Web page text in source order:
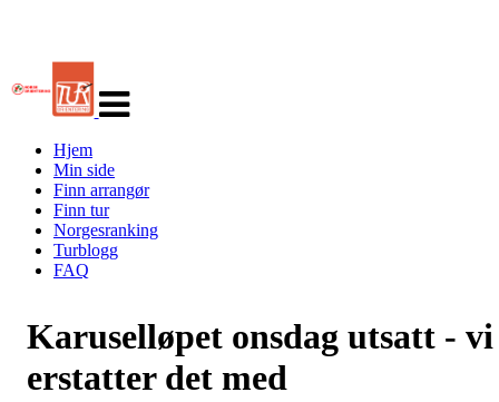
navigasjon
Hjem
Min side
Finn arrangør
Finn tur
Norgesranking
Turblogg
FAQ
Karuselløpet onsdag utsatt - vi
erstatter det med